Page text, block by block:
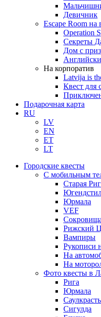
Девичник
Escape Room на
Operation
Секреты
Дом с
На корпоратив
Latvija is
Квест для
Подарочная карта
RU
LV
EN
ET
LT
Городские квесты
С мобильным
Старая
Юрмала
VEF
Рижский
Вампиры
Рукописи
На
На
Фото квесты в
Рига
Юрмала
Сигулда